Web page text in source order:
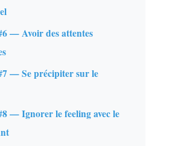
— Avoir des attentes
— Se précipiter sur le
— Ignorer le feeling avec le